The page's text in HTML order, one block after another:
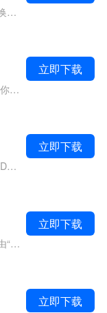
《盛唐烟雨官网》是一款3D换装大女主剧情手游，在盛唐烟雨官网的世界里，你将在家仇国恨与个人情仇中不断抉择，所有故事的转折尽在你一念间......高自由度的捏脸及多款3D华裳羽衣自由搭配，定制你的专属形象；浪漫故事、海量...
我本千金1.8.7版 游戏简介：你还相信童话吗？沉浸式千金养成手游《我本千金》X阿狸梦幻联动，阿狸带着桃子等朋友们造访A市，成为你的新伙伴。暖冬已至，属于你的童话温馨上演。我本千金1.8.7版游戏特色1、每一个人物故事都有自...
立即下载
《九灵神域小米版》是一款3D武侠MMO手游，以顶尖的次世代技术打造最真实的玄幻武侠世界。 惊雷炸响，绝世功法武穆宝典重现江湖，暗涌之下，隐世宗门人才辈出。一场血雨腥风已经来袭，身怀绝技的年轻剑客就此踏入大千世界的强者...
立即下载
《战舰世界闪击战6.4.0》是由“战争三部曲”《战舰世界》端游开发商Wagamig研发的海战品质大作。游戏在全球超200个国家与地区发行，获全球双料推荐！作为第三人称载具射击海战手游，你可纵情享受无限种战斗组...
立即下载
立即下载